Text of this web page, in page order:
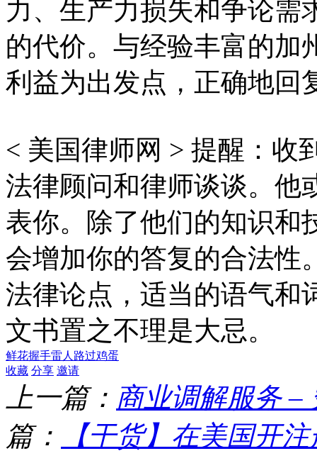
力、生产力损失和争论需
的代价。与经验丰富的加
利益为出发点，正确地回
< 美国律师网 > 提醒：收
法律顾问和律师谈谈。他
表你。除了他们的知识和
会增加你的答复的合法性
法律论点，适当的语气和
文书置之不理是大忌。
鲜花握手雷人 路过鸡蛋
收藏 分享 邀请
上一篇： 商业调解服务 –
篇：
【干货】在美国开